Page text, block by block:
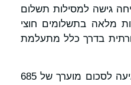
גישה למסילות תשלום
מלאה בתשלומים חוצי
בדרך כלל מתעלמת
על פי נתוני הבנק העולמי, זרימת תשלומים למדינות בעלות הכנסה נמוכה ובינונית הגיעה לסכום מוערך של 685